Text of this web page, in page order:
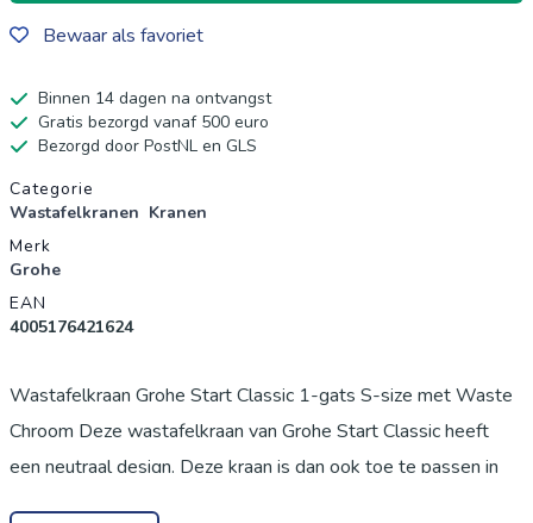
Bewaar als favoriet
Binnen 14 dagen na ontvangst
Gratis bezorgd vanaf 500 euro
Bezorgd door PostNL en GLS
Productgegevens
Categorie
Wastafelkranen Kranen
Merk
Grohe
EAN
4005176421624
Wastafelkraan Grohe Start Classic 1-gats S-size met Waste
Chroom Deze wastafelkraan van Grohe Start Classic heeft
een neutraal design. Deze kraan is dan ook toe te passen in